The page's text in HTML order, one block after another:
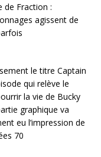
de Fraction :
agissent de
le titre Captain
qui relève le
la vie de Bucky
graphique va
eu l’impression de
70